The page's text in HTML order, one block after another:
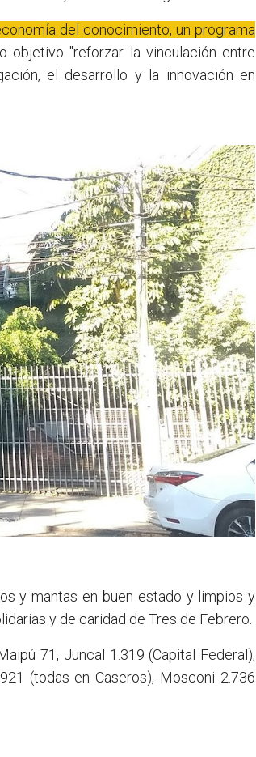
del conocimiento, un programa
objetivo "reforzar la vinculación entre
el desarrollo y la innovación en
y mantas en buen estado y limpios y
y de caridad de Tres de Febrero.
71, Juncal 1.319 (Capital Federal),
(todas en Caseros), Mosconi 2.736